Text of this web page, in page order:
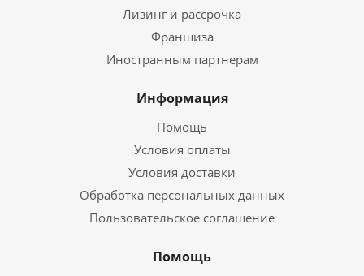
Лизинг и рассрочка
Франшиза
Иностранным партнерам
Информация
Помощь
Условия оплаты
Условия доставки
Обработка персональных данных
Пользовательское соглашение
Помощь